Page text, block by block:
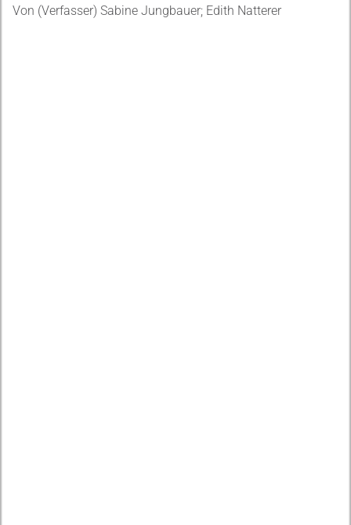
Von (Verfasser) Sabine Jungbauer; Edith Natterer